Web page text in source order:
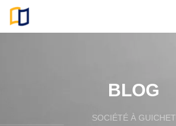
BLOG
SOCIÉTÉ À GUICHET